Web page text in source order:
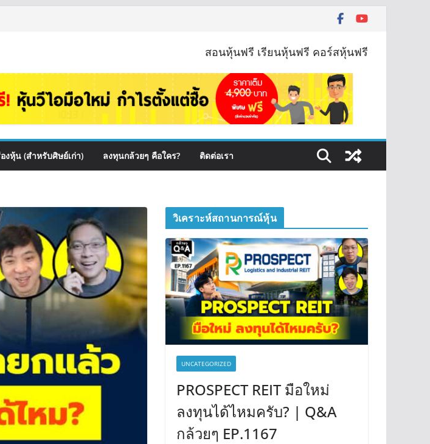
สอนหุ้นฟรี เรียนหุ้นฟรี คอร์สหุ้นฟรี
งหุ้น (สำหรับศิษย์เก่า) ลงทุนกล้วยๆ คือใคร? ติดต่อเรา
วิเคราะห์สถานการณ์หุ้น
UNCATEGORIZED
PROSPECT REIT มือใหม่
ลงทุนได้ไหมครับ? | Q&A
กล้วยๆ EP.1167